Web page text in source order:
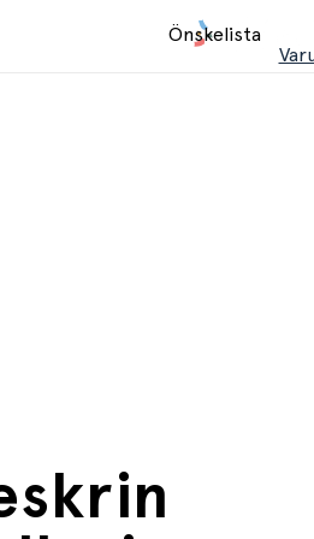
Önskelista